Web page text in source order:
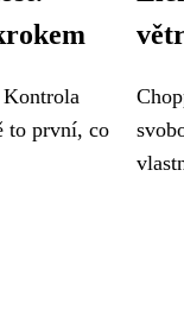
to první, co